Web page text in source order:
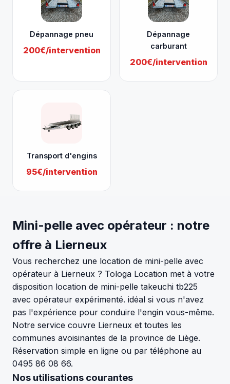
Dépannage pneu
200€/intervention
Dépannage
carburant
200€/intervention
Transport d'engins
95€/intervention
Mini-pelle avec opérateur : notre
offre à Lierneux
Vous recherchez une location de mini-pelle avec
opérateur à Lierneux ? Tologa Location met à votre
disposition location de mini-pelle takeuchi tb225
avec opérateur expérimenté. idéal si vous n'avez
pas l'expérience pour conduire l'engin vous-même.
Notre service couvre Lierneux et toutes les
communes avoisinantes de la province de Liège.
Réservation simple en ligne ou par téléphone au
0495 86 08 66.
Nos utilisations courantes